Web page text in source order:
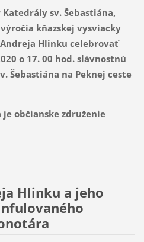
sv. Šebastiána,
kňazskej vysviacky
Hlinku celebrovať
o 17. 00 hod. slávnostnú
Šebastiána na Peknej ceste
občianske združenie
Hlinku a jeho